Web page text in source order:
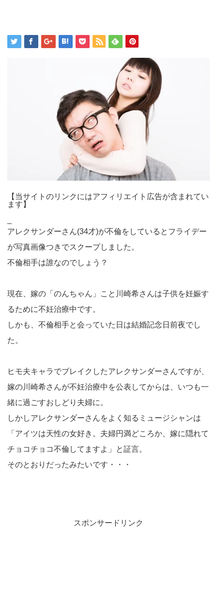
【当サイトのリンクにはアフィリエイト広告が含まれてい
ます】
アレクサンダーさん(34才)が不倫をしているとフライデー
が写真画像つきでスクープしました。
不倫相手は誰なのでしょう？
現在、嫁の「のんちゃん」こと川崎希さんは子供を妊娠す
るために不妊治療中です。
しかも、不倫相手と会っていた日は結婚記念日前夜でし
た。
ヒモ夫キャラでブレイクしたアレクサンダーさんですが、
嫁の川崎希さんが不妊治療中を公表してからは、いつも一
緒に過ごすおしどり夫婦に。
しかしアレクサンダーさんをよく知るミュージシャンは
「アイツは天性の女好き。夫婦円満どころか、嫁に隠れて
チョコチョコ不倫してますよ」と証言。
そのとおりだったみたいです・・・
スポンサードリンク